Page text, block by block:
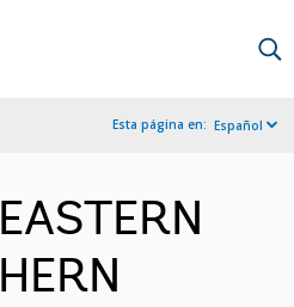
Esta página en: Español